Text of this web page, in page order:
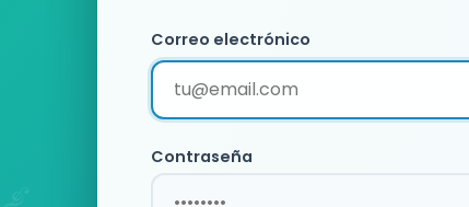
Correo electrónico
Contraseña